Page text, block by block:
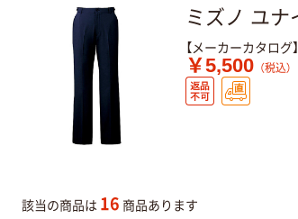
ミズノ ユナ
【メーカーカタロ
￥5,500 （税込）
該当の商品は 16 商品あります